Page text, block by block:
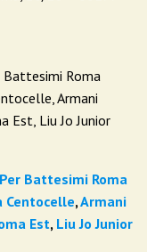
Battesimi Roma
Armani
Est, Liu Jo Junior
Battesimi Roma
Centocelle,Armani
Est, Liu Jo Junior